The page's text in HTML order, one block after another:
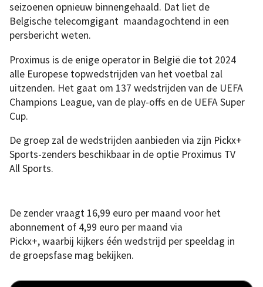
seizoenen opnieuw binnengehaald. Dat liet de
Belgische telecomgigant maandagochtend in een
persbericht weten.
Proximus is de enige operator in België die tot 2024
alle Europese topwedstrijden van het voetbal zal
uitzenden. Het gaat om 137 wedstrijden van de UEFA
Champions League, van de play-offs en de UEFA Super
Cup.
De groep zal de wedstrijden aanbieden via zijn Pickx+
Sports-zenders beschikbaar in de optie Proximus TV
All Sports.
De zender vraagt 16,99 euro per maand voor het
abonnement of 4,99 euro per maand via
Pickx+, waarbij kijkers één wedstrijd per speeldag in
de groepsfase mag bekijken.